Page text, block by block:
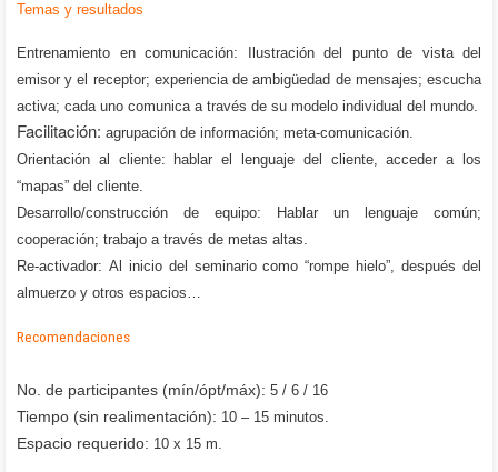
Temas y resultados
Entrenamiento en comunicación: Ilustración del punto de vista del
emisor y el receptor; experiencia de ambigüedad de mensajes; escucha
activa; cada uno comunica a través de su modelo individual del mundo.
Facilitación: agrupación de información; meta-comunicación.
Orientación al cliente: hablar el lenguaje del cliente, acceder a los
“mapas” del cliente.
Desarrollo/construcción de equipo: Hablar un lenguaje común;
cooperación; trabajo a través de metas altas.
Re-activador: Al inicio del seminario como “rompe hielo”, después del
almuerzo y otros espacios…
Recomendaciones
No. de participantes (mín/ópt/máx): 5 / 6 / 16
Tiempo (sin realimentación): 10 – 15 minutos.
Espacio requerido: 10 x 15 m.